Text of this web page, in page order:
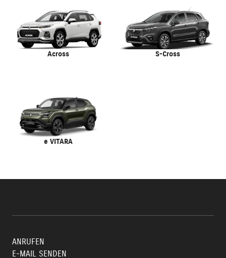
Across S-Cross
e VITARA
ANRUFEN
E-MAIL SENDEN